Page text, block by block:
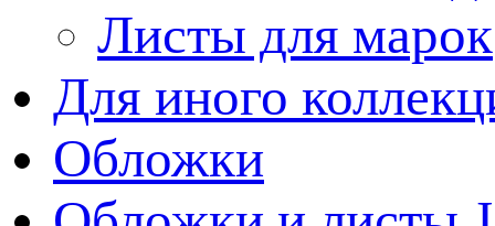
Листы для марок
Для иного
Обложки